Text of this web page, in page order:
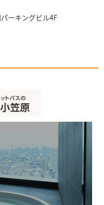
ーキングビル4F